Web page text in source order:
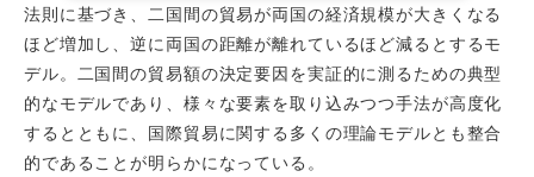
法則に基づき、二国間の貿易が両国の経済規模が大きくなる
ほど増加し、逆に両国の距離が離れているほど減るとするモ
デル。二国間の貿易額の決定要因を実証的に測るための典型
的なモデルであり、様々な要素を取り込みつつ手法が高度化
するとともに、国際貿易に関する多くの理論モデルとも整合
的であることが明らかになっている。